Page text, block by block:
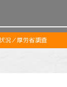
況／厚労省調査